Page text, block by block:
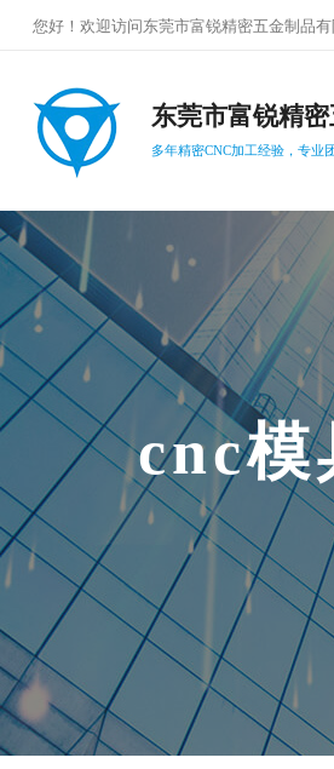
您好！欢迎访问东莞市富锐精密五金制品
东莞市富锐精
多年精密CNC加工经验，专业
cnc模